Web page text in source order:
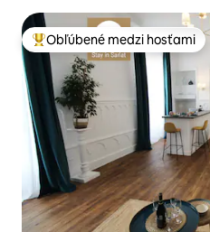
Najobľúbenejšie medzi hosťami
Obľúbené medzi hosťami